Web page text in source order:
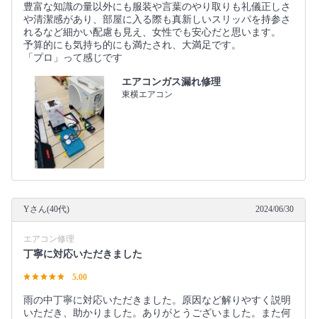
豊富な知識の量以外にも服装や言葉のやり取りも礼儀正しさ
や清潔感があり、部屋に入る際も真新しいスリッパを持参さ
れるなど細かい配慮も見え、女性でも安心だと思います。
予算的にも気持ち的にも満たされ、大満足です。
「プロ」って感じです
エアコンガス漏れ修理
東横エアコン
Yさん(40代) 2024/06/30
エアコン修理
丁寧に対応いただきました
5.00
雨の中丁寧に対応いただきました。原因など解りやすく説明
いただき、助かりました。ありがとうございました。また何